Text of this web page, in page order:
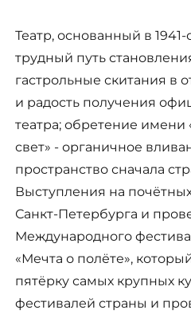
Театр, основанный в
трудный путь
гастрольные скитания в
и радость получения
театра; обретение имени
свет» - органичное
пространство сначала
Выступления на
Санкт-Петербурга и
Международного
«Мечта о полёте»,
пятёрку самых крупных
фестивалей страны и